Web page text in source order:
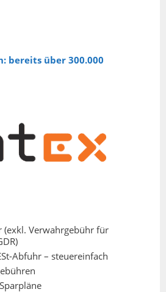
bereits über 300.000
(exkl. Verwahrgebühr für
Abfuhr – steuereinfach